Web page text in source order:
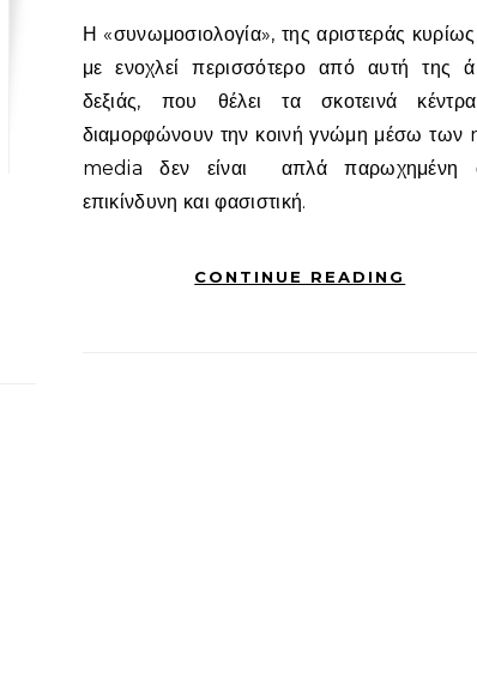
Η «συνωμοσιολογία», της αριστεράς κυρίως που
με ενοχλεί περισσότερο από αυτή της
δεξιάς, που θέλει τα σκοτεινά
διαμορφώνουν την κοινή γνώμη μέσω των
media δεν είναι απλά παρωχημένη
επικίνδυνη και φασιστική.
CONTINUE READING